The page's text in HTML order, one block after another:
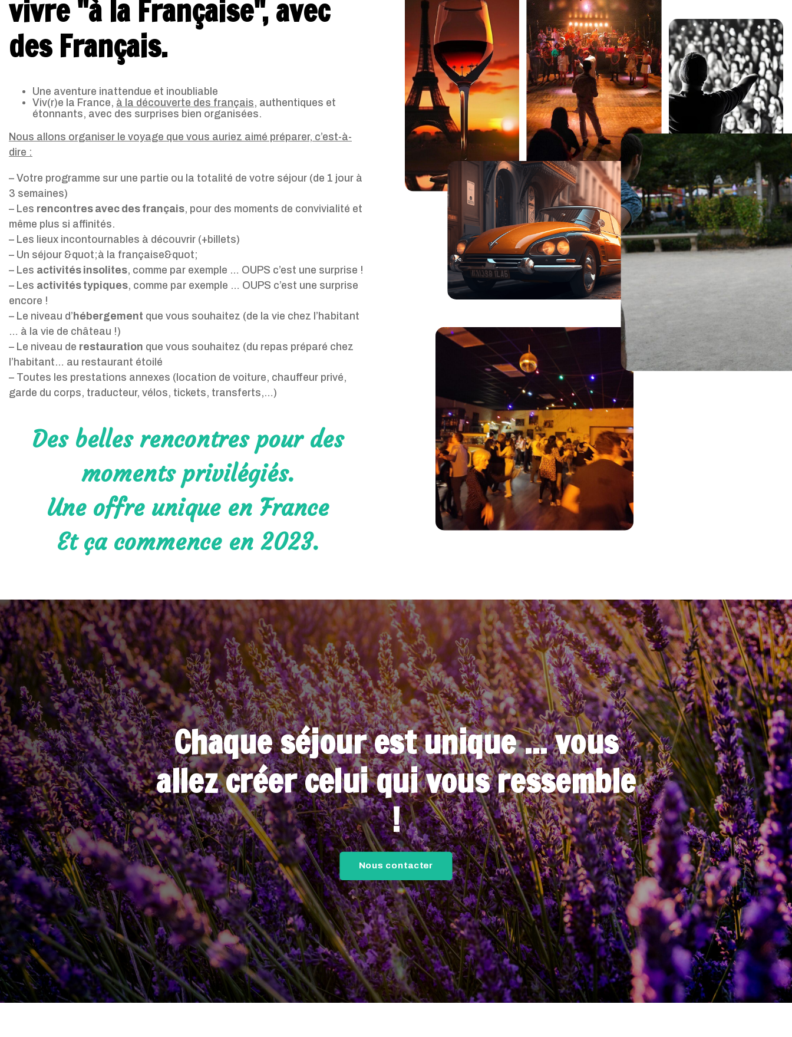
vivre "à la Française", avec
des Français.
Une aventure inattendue et inoubliable
Viv(r)e la France, à la découverte des français, authentiques et
étonnants, avec des surprises bien organisées.
Nous allons organiser le voyage que vous auriez aimé préparer, c’est-à-
dire :
– Votre programme sur une partie ou la totalité de votre séjour (de 1 jour à
3 semaines)
– Les rencontres avec des français, pour des moments de convivialité et
même plus si affinités.
– Les lieux incontournables à découvrir (+billets)
– Un séjour &quot;à la française&quot;
– Les activités insolites, comme par exemple … OUPS c’est une surprise !
– Les activités typiques, comme par exemple … OUPS c’est une surprise
encore !
– Le niveau d’ hébergement que vous souhaitez (de la vie chez l’habitant
… à la vie de château !)
– Le niveau de restauration que vous souhaitez (du repas préparé chez
l’habitant… au restaurant étoilé
– Toutes les prestations annexes (location de voiture, chauffeur privé,
garde du corps, traducteur, vélos, tickets, transferts,…)
Des belles rencontres pour des
moments privilégiés.
Une offre unique en France
Et ça commence en 2023.
Chaque séjour est unique ... vous
allez créer celui qui vous ressemble
!
Nous contacter